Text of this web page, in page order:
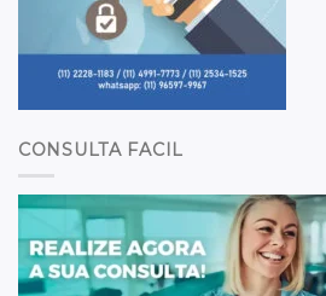
CONSULTA FACIL